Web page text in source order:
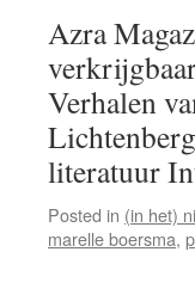
Azra
Verhalen
literatuur
Posted in (in het)
marelle boersma,